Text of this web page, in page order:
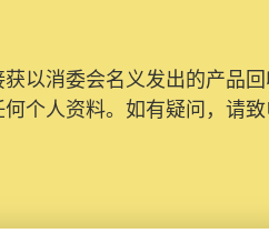
以消委会名义发出的产品
个人资料。如有疑问，请